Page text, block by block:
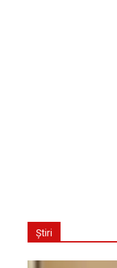
Știri